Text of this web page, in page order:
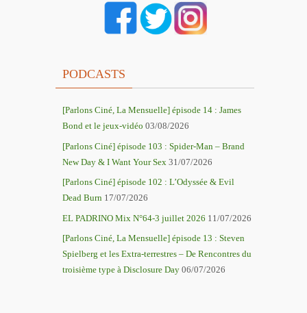
PODCASTS
[Parlons Ciné, La Mensuelle] épisode 14 : James
Bond et le jeux-vidéo 03/08/2026
[Parlons Ciné] épisode 103 : Spider-Man – Brand
New Day & I Want Your Sex 31/07/2026
[Parlons Ciné] épisode 102 : L’Odyssée & Evil
Dead Burn 17/07/2026
EL PADRINO Mix N°64-3 juillet 2026 11/07/2026
[Parlons Ciné, La Mensuelle] épisode 13 : Steven
Spielberg et les Extra-terrestres – De Rencontres du
troisième type à Disclosure Day 06/07/2026